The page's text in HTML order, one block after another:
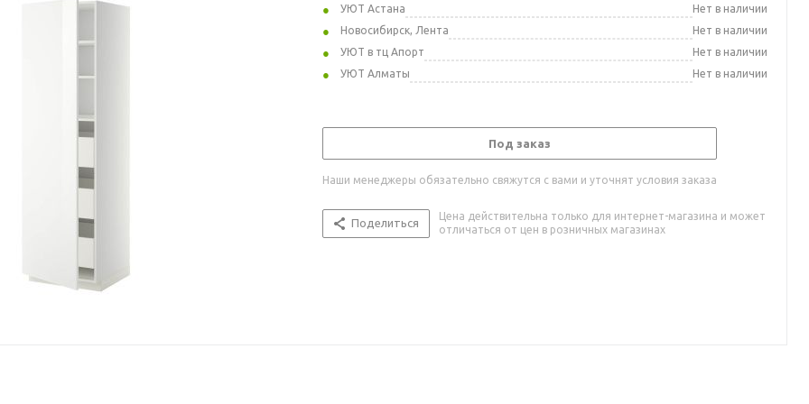
УЮТ Астана
Нет в наличии
Новосибирск, Лента
Нет в наличии
УЮТ в тц Апорт
Нет в наличии
УЮТ Алматы
Нет в наличии
Под заказ
Наши менеджеры обязательно свяжутся с вами и уточнят условия заказа
Поделиться
Цена действительна только для интернет-магазина и может
отличаться от цен в розничных магазинах